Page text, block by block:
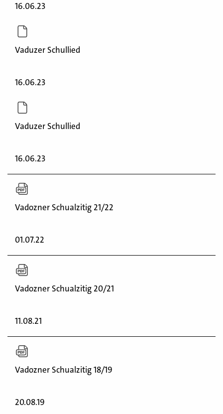
16.06.23
Vaduzer Schullied
16.06.23
Vaduzer Schullied
16.06.23
Vadozner Schualzitig 21/22
01.07.22
Vadozner Schualzitig 20/21
11.08.21
Vadozner Schualzitig 18/19
20.08.19